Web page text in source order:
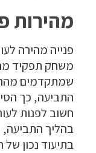
מהירות
פנייה מהירה
משחק תפקיד
שמתקדמים מהר
התביעה, כך
חשוב לפנות
בהליך התביעה,
בתיעוד נכון של